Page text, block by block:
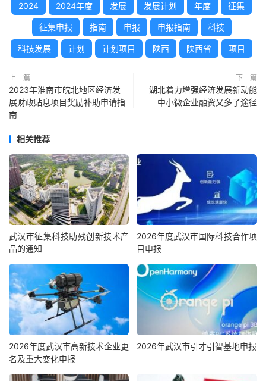
2024 2024年度 发展 发展计划 年度 征集
征集申报 指南 申报 申报指南 科技
科技发展 计划 计划项目 陕西 陕西省 项目
上一篇
2023年淮南市皖北地区经济发
展财政贴息项目奖励补助申请指
南
下一篇
湖北着力增强经济发展新动能
中小微企业融资又多了途径
相关推荐
武汉市征集科技助残创新技术产
品的通知
2026年度武汉市国际科技合作项
目申报
2026年度武汉市高新技术企业更
名及重大变化申报
2026年武汉市引才引智基地申报